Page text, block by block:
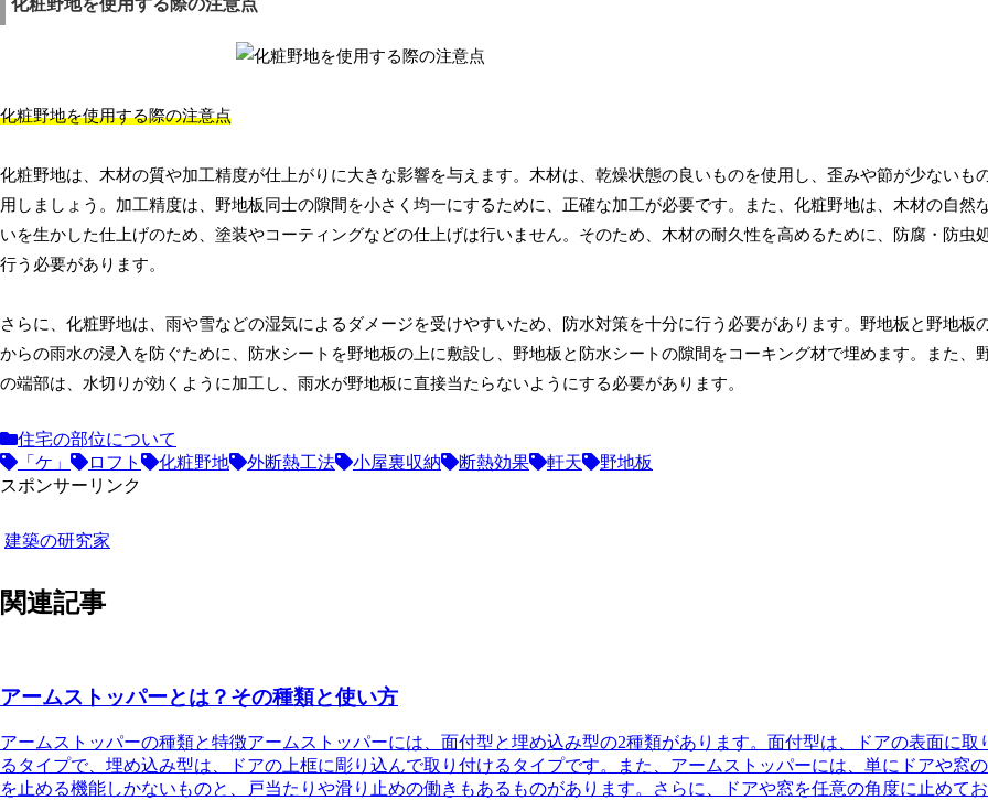
化粧野地を使用する際の注意点
化粧野地を使用する際の注意点
化粧野地は、木材の質や加工精度が仕上がりに大きな影響を与えます。木材は、乾燥状態の良いものを使用し、歪みや節が少ないも
用しましょう。加工精度は、野地板同士の隙間を小さく均一にするために、正確な加工が必要です。また、化粧野地は、木材の自然
いを生かした仕上げのため、塗装やコーティングなどの仕上げは行いません。そのため、木材の耐久性を高めるために、防腐・防虫
行う必要があります。
さらに、化粧野地は、雨や雪などの湿気によるダメージを受けやすいため、防水対策を十分に行う必要があります。野地板と野地板
からの雨水の浸入を防ぐために、防水シートを野地板の上に敷設し、野地板と防水シートの隙間をコーキング材で埋めます。また、
の端部は、水切りが効くように加工し、雨水が野地板に直接当たらないようにする必要があります。
住宅の部位について
「ケ」
ロフト 化粧野地 外断熱工法 小屋裏収納 断熱効果 軒天
野地板
スポンサーリンク
建築の研究家
関連記事
アームストッパーとは？その種類と使い方
アームストッパーの種類と特徴アームストッパーには、面付型と埋め込み型の2種類があります。面付型は、ドアの表面に取
るタイプで、埋め込み型は、ドアの上框に彫り込んで取り付けるタイプです。また、アームストッパーには、単にドアや窓
を止める機能しかないものと、戸当たりや滑り止めの働きもあるものがあります。さらに、ドアや窓を任意の角度に止めてお